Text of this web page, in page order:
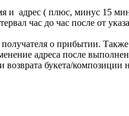
и адрес ( плюс, минус 15
час до час после от
о прибытии.
адреса после
букета/композиции